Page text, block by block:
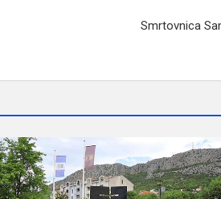
Smrtovnica